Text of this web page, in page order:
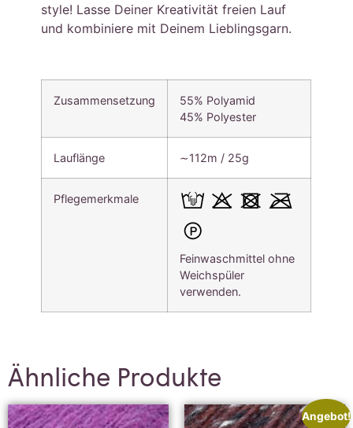
style! Lasse Deiner Kreativität freien Lauf
und kombiniere mit Deinem Lieblingsgarn.
Zusammensetzung
55% Polyamid
45% Polyester
Lauflänge ∼112m / 25g
Pflegemerkmale
Feinwaschmittel ohne
Weichspüler
verwenden.
Ähnliche Produkte
Angebot!